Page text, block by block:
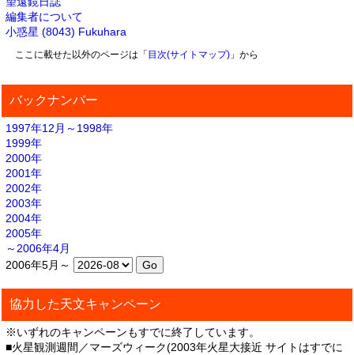
編集者について
小惑星 (8043) Fukuhara
ここに載せた以外のページは「 目次(サイトマップ)」から
バックナンバー
1997年12月～1998年
1999年
2000年
2001年
2002年
2003年
2004年
2005年
～2006年4月
2006年5月～
協力した天文キャンペーン
※いずれのキャンペーンもすでに終了しています。
■火星観測週間／マーズウィーク(2003年火星大接近 サイトはすでに